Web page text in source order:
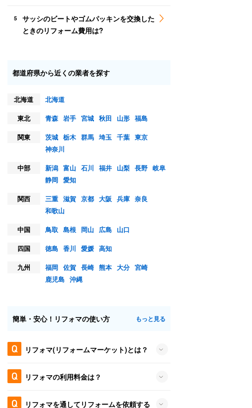
5
サッシのビートやゴムパッキンを交換した
ときのリフォーム費用は?
都道府県から近くの業者を探す
北海道
北海道
東北
青森 岩手 宮城 秋田 山形 福島
関東
茨城 栃木 群馬 埼玉 千葉 東京
神奈川
中部
新潟 富山 石川 福井 山梨 長野 岐阜
静岡 愛知
関西
三重 滋賀 京都 大阪 兵庫 奈良
和歌山
中国
鳥取 島根 岡山 広島
山口
四国
徳島 香川 愛媛 高知
九州
福岡 佐賀 長崎 熊本 大分 宮崎
鹿児島 沖縄
簡単・安心！リフォマの使い方 もっと見る
リフォマ(リフォームマーケット)とは？
リフォマの利用料金は？
リフォマを通してリフォームを依頼する